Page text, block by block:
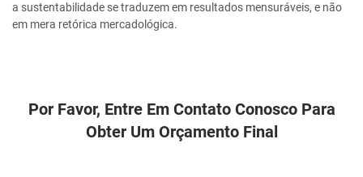
a sustentabilidade se traduzem em resultados mensuráveis, e não
em mera retórica mercadológica.
Por Favor, Entre Em Contato Conosco Para
Obter Um Orçamento Final